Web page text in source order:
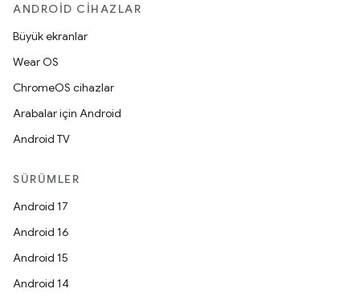
ANDROID CIHAZLAR
Büyük ekranlar
Wear OS
ChromeOS cihazlar
Arabalar için Android
Android TV
SÜRÜMLER
Android 17
Android 16
Android 15
Android 14